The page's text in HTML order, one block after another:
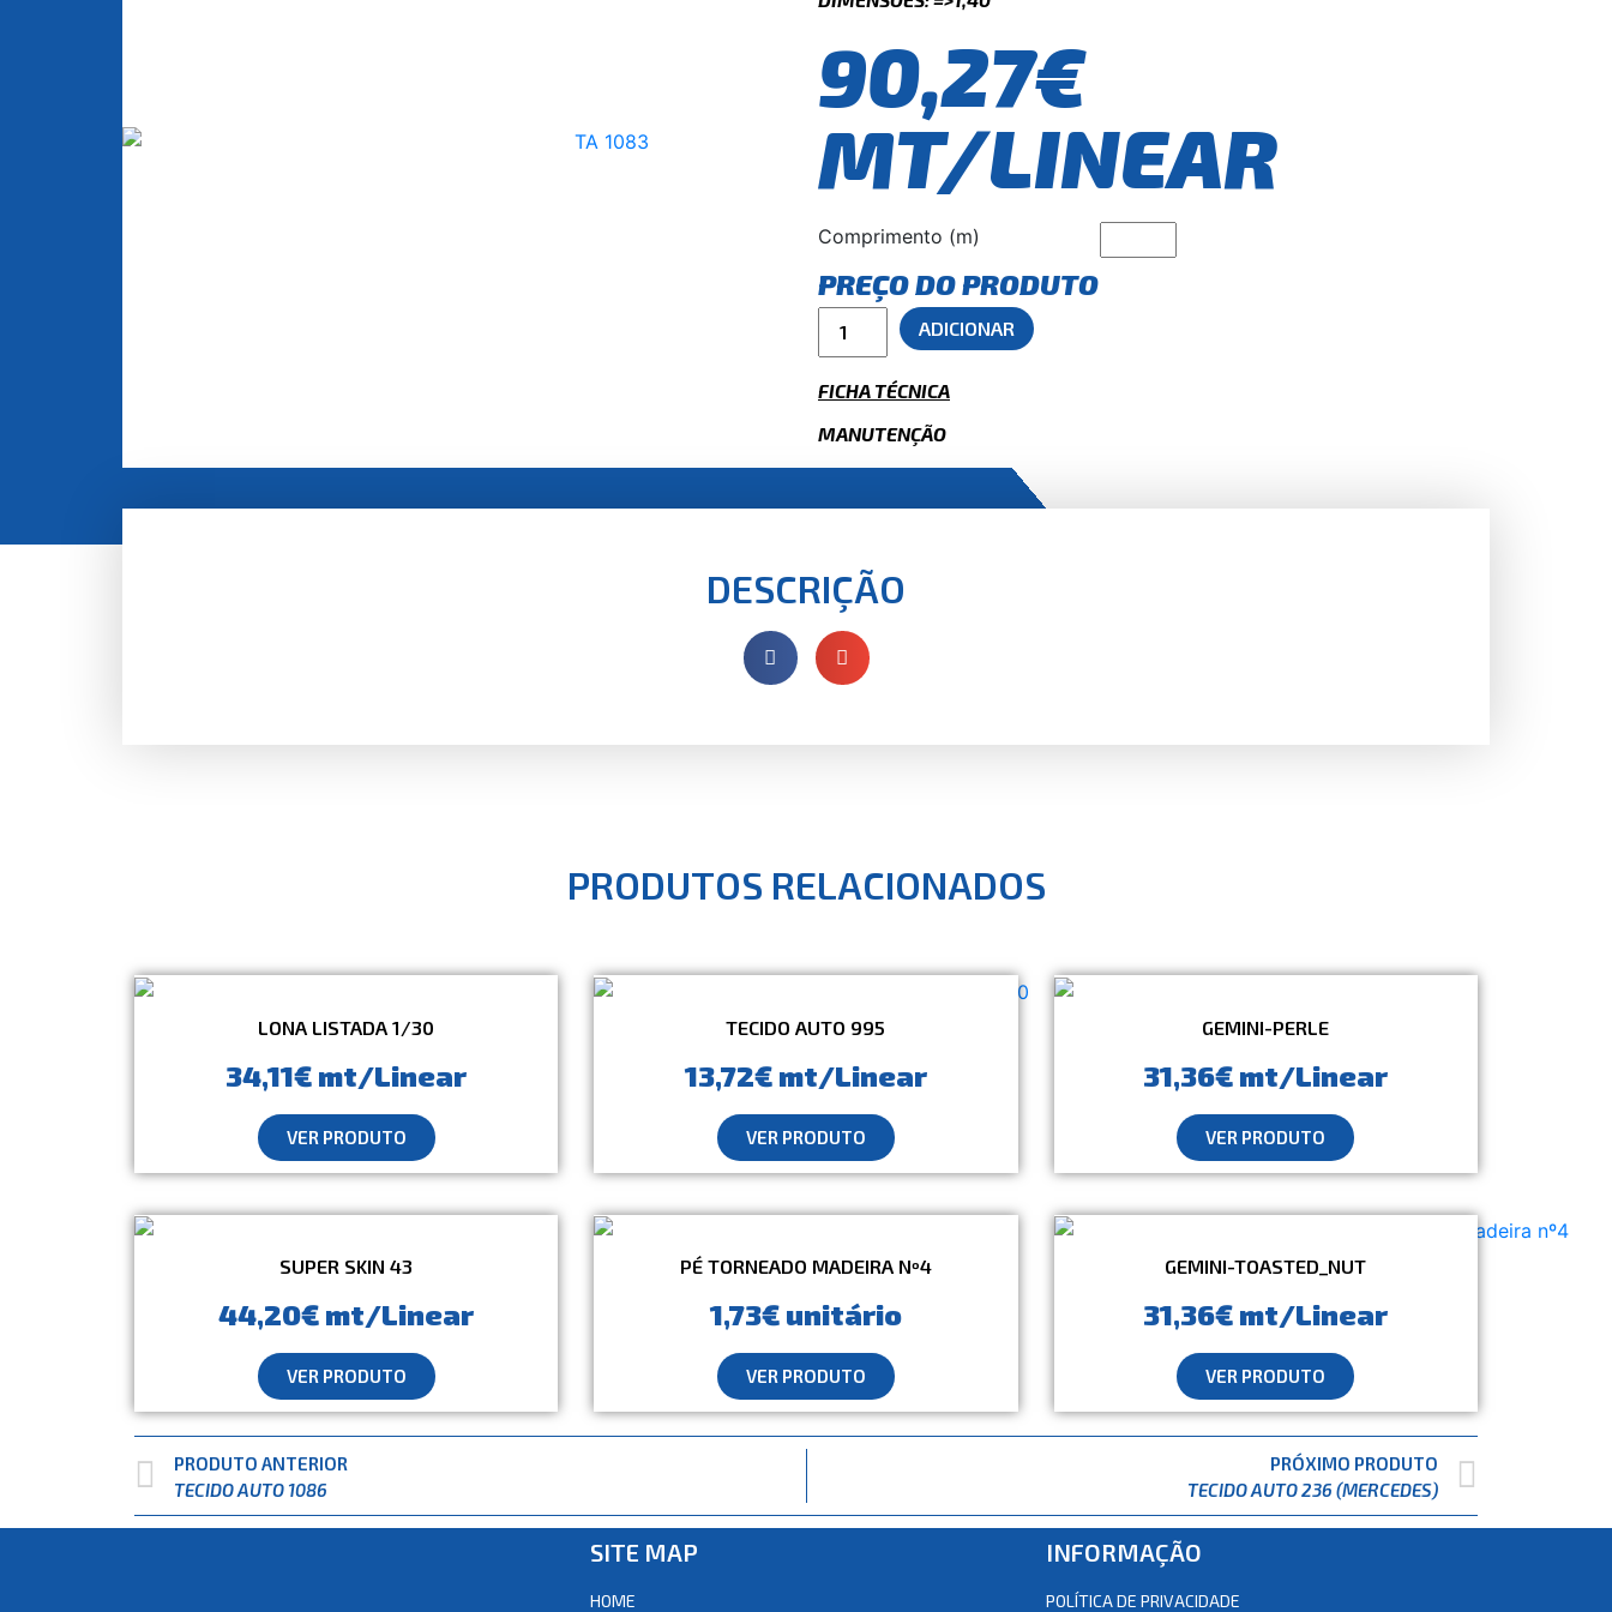
90,27€
MT/LINEAR
Comprimento (m)
PREÇO DO PRODUTO
ADICIONAR
FICHA TÉCNICA
MANUTENÇÃO
DESCRIÇÃO
PRODUTOS RELACIONADOS
LONA LISTADA 1/30
34,11€ mt/Linear
VER PRODUTO
TECIDO AUTO 995
13,72€ mt/Linear
VER PRODUTO
GEMINI-PERLE
31,36€ mt/Linear
VER PRODUTO
SUPER SKIN 43
44,20€ mt/Linear
VER PRODUTO
PÉ TORNEADO MADEIRA Nº4
1,73€ unitário
VER PRODUTO
GEMINI-TOASTED_NUT
31,36€ mt/Linear
VER PRODUTO
PRODUTO ANTERIOR
TECIDO AUTO 1086
PRÓXIMO PRODUTO
TECIDO AUTO 236 (MERCEDES)
SITE MAP
HOME
INFORMAÇÃO
POLÍTICA DE PRIVACIDADE